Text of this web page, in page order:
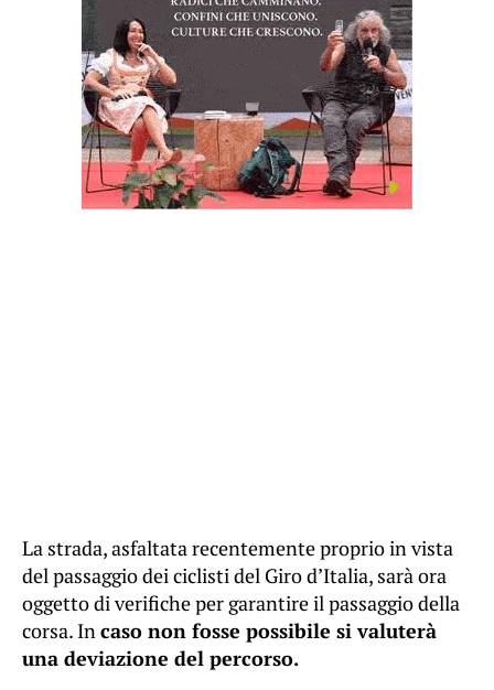
La strada, asfaltata recentemente proprio in vista
del passaggio dei ciclisti del Giro d’Italia, sarà ora
oggetto di verifiche per garantire il passaggio della
corsa. Incaso non fosse possibile si valuterà
una deviazione del percorso.